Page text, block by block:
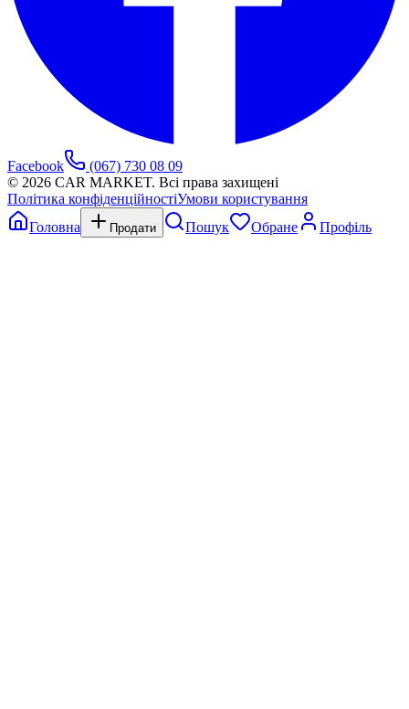
Facebook
(067) 730 08 09
© 2026 CAR MARKET. Всі права захищені
Політика конфіденційностіУмови користування
Головна
Продати Пошук Обране Профіль